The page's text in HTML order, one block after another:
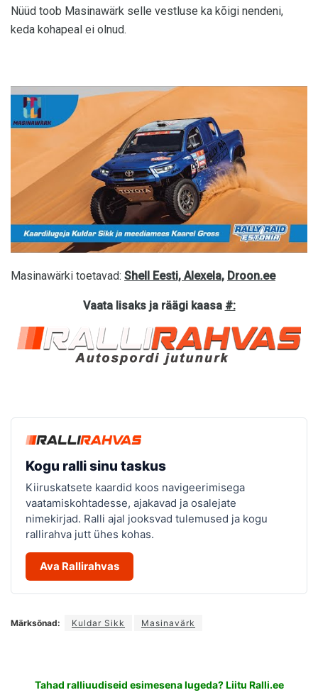
Nüüd toob Masinawärk selle vestluse ka kõigi nendeni,
keda kohapeal ei olnud.
Masinawärki toetavad: Shell Eesti, Alexela, Droon.ee
Vaata lisaks ja räägi kaasa #:
Kogu ralli sinu taskus
Kiiruskatsete kaardid koos navigeerimisega
vaatamiskohtadesse, ajakavad ja osalejate
nimekirjad. Ralli ajal jooksvad tulemused ja kogu
rallirahva jutt ühes kohas.
Ava Rallirahvas
Märksõnad: Kuldar Sikk Masinavärk
Tahad ralliuudiseid esimesena lugeda? Liitu Ralli.ee